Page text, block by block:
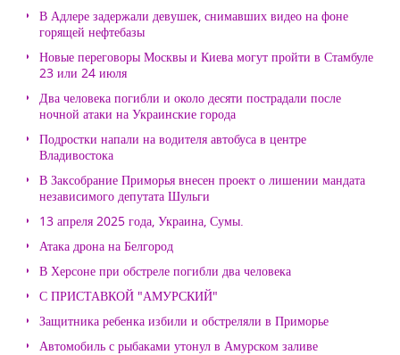
В Адлере задержали девушек, снимавших видео на фоне
горящей нефтебазы
Новые переговоры Москвы и Киева могут пройти в Стамбуле
23 или 24 июля
Два человека погибли и около десяти пострадали после
ночной атаки на Украинские города
Подростки напали на водителя автобуса в центре
Владивостока
В Заксобрание Приморья внесен проект о лишении мандата
независимого депутата Шульги
13 апреля 2025 года, Украина, Сумы.
Атака дрона на Белгород
В Херсоне при обстреле погибли два человека
С ПРИСТАВКОЙ "АМУРСКИЙ"
Защитника ребенка избили и обстреляли в Приморье
Автомобиль с рыбаками утонул в Амурском заливе